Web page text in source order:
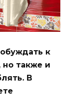
к
также и
В